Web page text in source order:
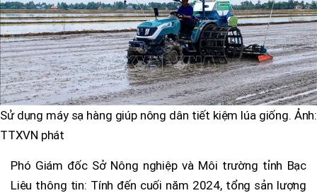
Sử dụng máy sạ hàng giúp nông dân tiết kiệm lúa giống. Ảnh:
TTXVN phát
Phó Giám đốc Sở Nông nghiệp và Môi trường tỉnh Bạc
Liêu thông tin: Tính đến cuối năm 2024, tổng sản lượng